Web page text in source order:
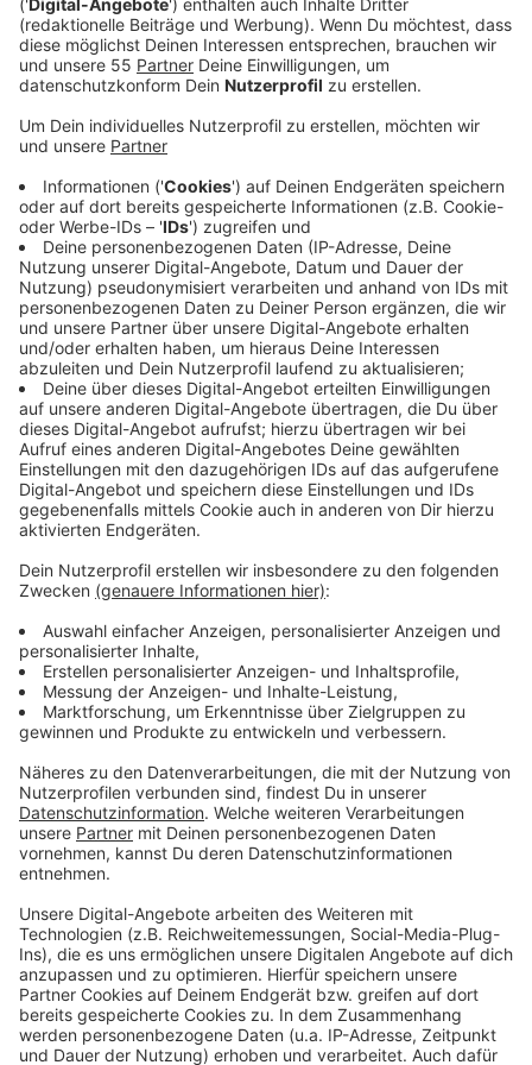
Anzeige
Das Medikamentenhilfswerk action medeor aus
lokaler Helfer in der vom Ebola-Ausbruch betroffenen
Demokratischen Republik Kongo vor. Es gehe um
Schutzausrüstung und Equipment insbesondere für
medizinisches Personal, zum Beispiel Masken,
Handschuhe und Schürzen. Bei action medeor klärt
man derzeit, welche Bedarfe es vor Ort gibt und über
welchen Weg die Hilfsgüter beschafft und geliefert
werden können.
Anzeige
Über diese Wege sind Spenden möglich
Anzeige
Wer die Arbeit von action medeor unterstützen
möchte, kann dies mit einer Spende tun. Man kann
online spenden unter www.medeor.de und dort auch
seine Adresse für eine Spendenquittung hinterlassen.
Klassisch geht es über IBAN DE78 3205 0000 0000
0099 93 bei der Sparkasse Krefeld, Spendenstichwort:
"Nothilfe weltweit".
Anzeige
Anzeige